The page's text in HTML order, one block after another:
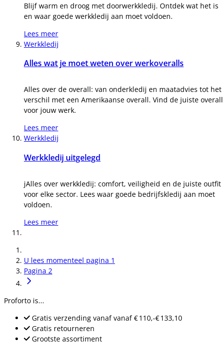
Blijf warm en droog met doorwerkkledij. Ontdek wat het is
en waar goede werkkledij aan moet voldoen.
Lees meer
Werkkledij
Alles wat je moet weten over werkoveralls
Alles over de overall: van onderkledij en maatadvies tot het
verschil met een Amerikaanse overall. Vind de juiste overall
voor jouw werk.
Lees meer
Werkkledij
Werkkledij uitgelegd
jAlles over werkkledij: comfort, veiligheid en de juiste outfit
voor elke sector. Lees waar goede bedrijfskledij aan moet
voldoen.
Lees meer
U lees momenteel pagina 1
Pagina 2
Proforto is...
Gratis verzending vanafvanaf€ 110,-€ 133,10
Gratis retourneren
Grootste assortiment